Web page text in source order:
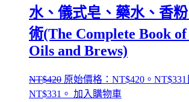
水、儀式皂、藥水、香
術(The Complete Book of
Oils and Brews)
NT$420 原始價格：NT$420。 NT$331
NT$331。 加入購物車